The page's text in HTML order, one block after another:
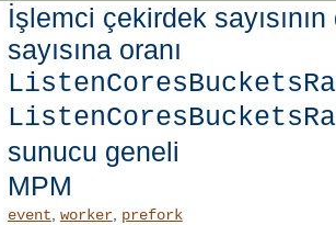
İşlemci çekirdek
sayısına oranı
sunucu geneli
MPM
event worker, prefork